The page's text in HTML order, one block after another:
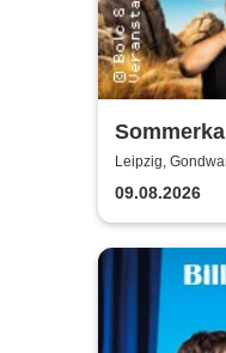
der
Kabarett
Leipzig,
09.08.2026